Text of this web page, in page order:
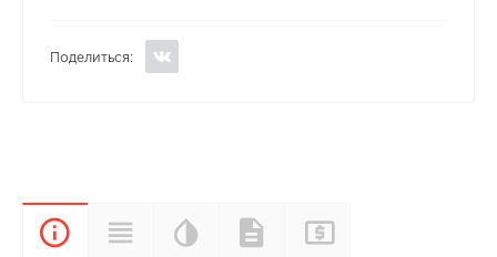
Поделиться:
ОписаниеХарактеристики
Цветовая
палитра
Документы